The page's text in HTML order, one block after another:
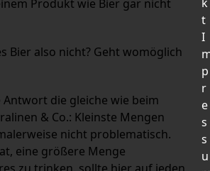
Produkt wie Bier gar nicht
Bier also nicht? Geht womöglich
die gleiche wie beim
& Co.: Kleinste Mengen
nicht problematisch.
eine größere Menge
t
I
p
r
e
s
s
u